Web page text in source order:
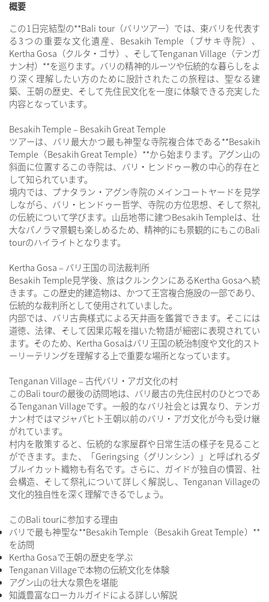
概要
この1日完結型の**Bali tour（バリツアー）では、東バリを代表す
る3つの重要な文化遺産、Besakih Temple（ブサキ寺院）、
Kertha Gosa（クルタ・ゴサ）、そしてTenganan Village（テンガ
ナン村）**を巡ります。バリの精神的ルーツや伝統的な暮らしをよ
り深く理解したい方のために設計されたこの旅程は、聖なる建
築、王朝の歴史、そして先住民文化を一度に体験できる充実した
内容となっています。
Besakih Temple – Besakih Great Temple
ツアーは、バリ最大かつ最も神聖な寺院複合体である**Besakih
Temple（Besakih Great Temple）**から始まります。アグン山の
斜面に位置するこの寺院は、バリ・ヒンドゥー教の中心的存在と
して知られています。
境内では、プナタラン・アグン寺院のメインコートヤードを見学
しながら、バリ・ヒンドゥー哲学、寺院の方位思想、そして祭礼
の伝統について学びます。山岳地帯に建つBesakih Templeは、壮
大なパノラマ景観も楽しめるため、精神的にも景観的にもこのBali
tourのハイライトとなります。
Kertha Gosa – バリ王国の司法裁判所
Besakih Temple見学後、旅はクルンクンにあるKertha Gosaへ続
きます。この歴史的建造物は、かつて王宮複合施設の一部であり、
伝統的な裁判所として使用されていました。
内部では、バリ古典様式による天井画を鑑賞できます。そこには
道徳、法律、そして因果応報を描いた物語が細密に表現されてい
ます。そのため、Kertha Gosaはバリ王国の統治制度や文化的スト
ーリーテリングを理解する上で重要な場所となっています。
Tenganan Village – 古代バリ・アガ文化の村
このBali tourの最後の訪問地は、バリ最古の先住民村のひとつであ
るTenganan Villageです。一般的なバリ社会とは異なり、テンガ
ナン村ではマジャパヒト王朝以前のバリ・アガ文化が今も受け継
がれています。
村内を散策すると、伝統的な家屋群や日常生活の様子を見ること
ができます。また、「Geringsing（グリンシン）」と呼ばれるダ
ブルイカット織物も有名です。さらに、ガイドが独自の慣習、社
会構造、そして祭礼について詳しく解説し、Tenganan Villageの
文化的独自性を深く理解できるでしょう。
このBali tourに参加する理由
バリで最も神聖な**Besakih Temple（Besakih Great Temple）**
を訪問
Kertha Gosaで王朝の歴史を学ぶ
Tenganan Villageで本物の伝統文化を体験
アグン山の壮大な景色を堪能
知識豊富なローカルガイドによる詳しい解説